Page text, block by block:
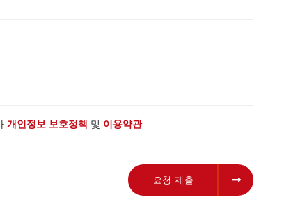
개인정보 보호정책 및 이용약관
요청 제출